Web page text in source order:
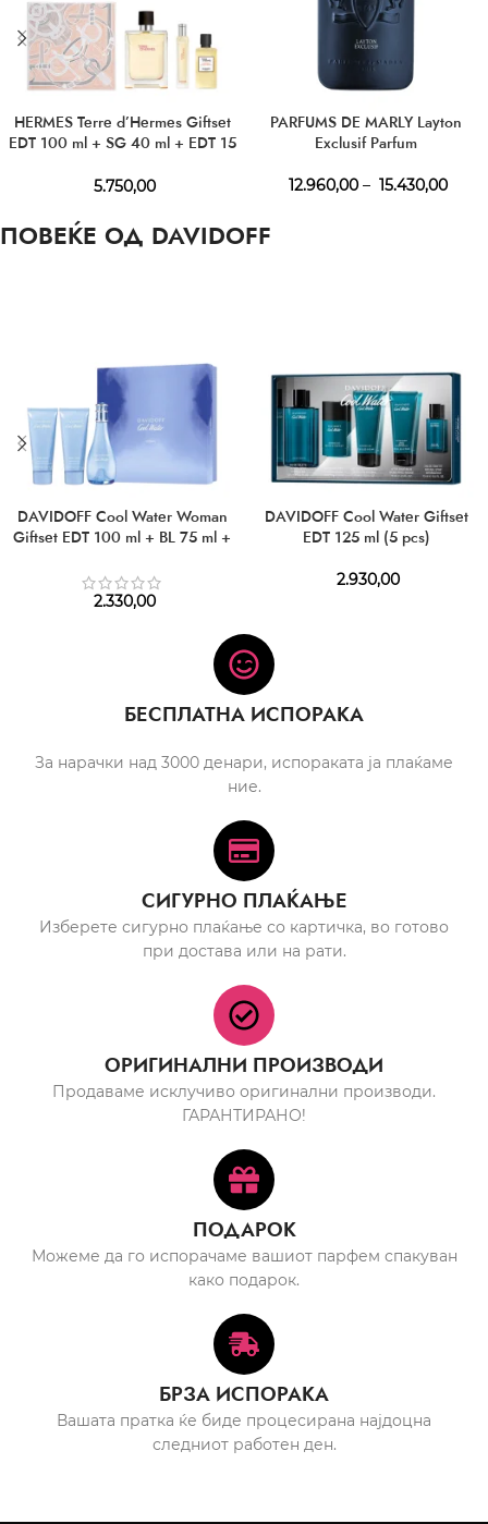
HERMES Terre d’Hermes Giftset
EDT 100 ml + SG 40 ml + EDT 15
5.750,00
PARFUMS DE MARLY Layton
Exclusif Parfum
12.960,00 – 15.430,00
ПОВЕЌЕ ОД DAVIDOFF
DAVIDOFF Cool Water Woman
Giftset EDT 100 ml + BL 75 ml +
2.330,00
DAVIDOFF Cool Water Giftset
EDT 125 ml (5 pcs)
2.930,00
БЕСПЛАТНА ИСПОРАКА
За нарачки над 3000 денари, испораката ја плаќаме
ние.
СИГУРНО ПЛАЌАЊЕ
Изберете сигурно плаќање со картичка, во готово
при достава или на рати.
ОРИГИНАЛНИ ПРОИЗВОДИ
Продаваме исклучиво оригинални производи.
ГАРАНТИРАНО!
ПОДАРОК
Можеме да го испорачаме вашиот парфем спакуван
како подарок.
БРЗА ИСПОРАКА
Вашата пратка ќе биде процесирана најдоцна
следниот работен ден.